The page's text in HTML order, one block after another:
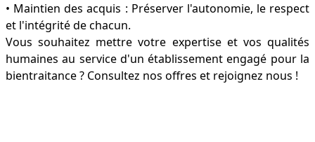
• Maintien des acquis : Préserver l'autonomie, le respect
et l'intégrité de chacun.
Vous souhaitez mettre votre expertise et vos qualités
humaines au service d'un établissement engagé pour la
bientraitance ? Consultez nos offres et rejoignez nous !